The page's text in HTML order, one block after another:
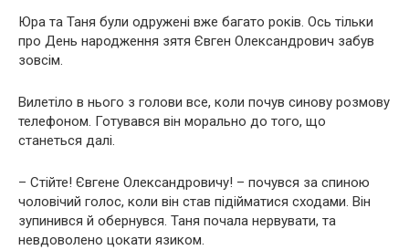
Юра та Таня були одружені вже багато років. Ось тільки
про День народження зятя Євген Олександрович забув
зовсім.
Вилетіло в нього з голови все, коли почув синову розмову
телефоном. Готувався він морально до того, що
станеться далі.
– Стійте! Євгене Олександровичу! – почувся за спиною
чоловічий голос, коли він став підійматися сходами. Він
зупинився й обернувся. Таня почала нервувати, та
невдоволено цокати язиком.